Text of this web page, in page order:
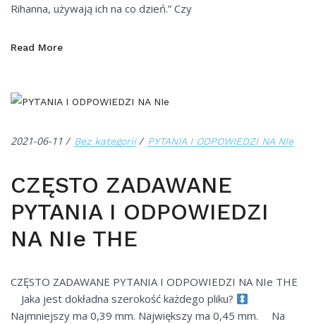
Rihanna, używają ich na co dzień.” Czy
Read More
2021-06-11 Bez kategorii PYTANIA I ODPOWIEDZI NA NIe
CZĘSTO ZADAWANE
PYTANIA I ODPOWIEDZI
NA NIe THE
CZĘSTO ZADAWANE PYTANIA I ODPOWIEDZI NA NIe THE
⠀ Jaka jest dokładna szerokość każdego pliku?
Najmniejszy ma 0,39 mm. Największy ma 0,45 mm. ⠀ Na